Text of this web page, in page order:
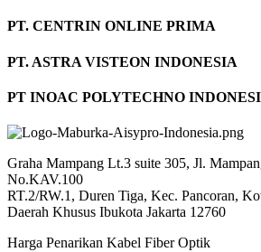
PT. CENTRIN ONLINE PRIMA
PT. ASTRA VISTEON INDONESIA
PT INOAC POLYTECHNO
Graha Mampang Lt.3 suite 305, Jl.
No.KAV.100
RT.2/RW.1, Duren Tiga, Kec. Pancoran,
Daerah Khusus Ibukota Jakarta 12760
Harga Penarikan Kabel Fiber Optik